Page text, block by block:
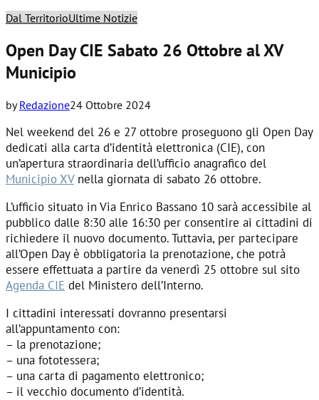
Dal TerritorioUltime Notizie
Open Day CIE Sabato 26 Ottobre al XV
Municipio
byRedazione24 Ottobre 2024
Nel weekend del 26 e 27 ottobre proseguono gli Open Day
dedicati alla carta d’identità elettronica (CIE), con
un’apertura straordinaria dell’ufficio anagrafico del
Municipio XVnella giornata di sabato 26 ottobre.
L’ufficio situato in Via Enrico Bassano 10 sarà accessibile al
pubblico dalle 8:30 alle 16:30 per consentire ai cittadini di
richiedere il nuovo documento. Tuttavia, per partecipare
all’Open Day è obbligatoria la prenotazione, che potrà
essere effettuata a partire da venerdì 25 ottobre sul sito
Agenda CIE del Ministero dell’Interno.
I cittadini interessati dovranno presentarsi
all’appuntamento con:
– la prenotazione;
– una fototessera;
– una carta di pagamento elettronico;
– il vecchio documento d’identità.